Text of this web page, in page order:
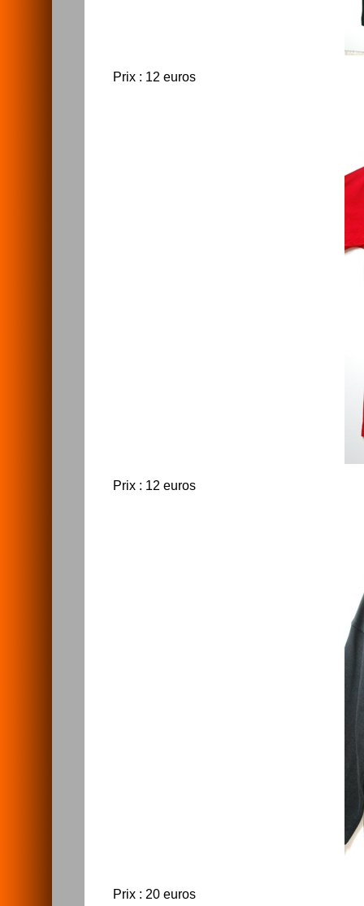
Prix : 12 euros
Prix : 12 euros
Prix : 20 euros